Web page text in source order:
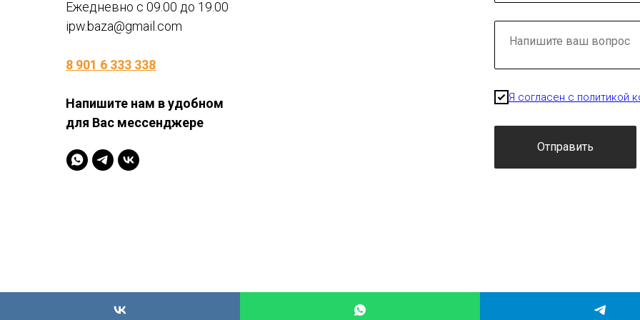
Ежедневно с 09.00 до 19.00
ipw.baza@gmail.com
8 901 6 333 338
Напишите нам в удобном
для Вас мессенджере
Я согласен с политикой
Отправить